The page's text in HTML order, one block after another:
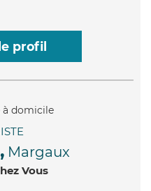
profil
Margaux
Vous